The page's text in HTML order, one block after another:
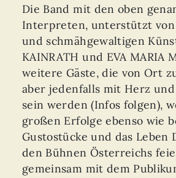
Die Band mit den oben
Interpreten, unterstützt
und schmähgewaltigen
KAINRATH und EVA MARIA
weitere Gäste, die von Ort
aber jedenfalls mit Herz
sein werden (Infos folgen),
großen Erfolge ebenso wie
Gustostücke und das Leben
den Bühnen Österreichs
gemeinsam mit dem